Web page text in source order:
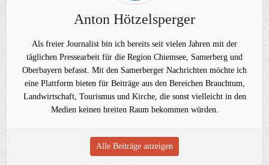
Anton Hötzelsperger
Als freier Journalist bin ich bereits seit vielen Jahren mit der
täglichen Pressearbeit für die Region Chiemsee, Samerberg und
Oberbayern befasst. Mit den Samerberger Nachrichten möchte ich
eine Plattform bieten für Beiträge aus den Bereichen Brauchtum,
Landwirtschaft, Tourismus und Kirche, die sonst vielleicht in den
Medien keinen breiten Raum bekommen würden.
Alle Beiträge anzeigen